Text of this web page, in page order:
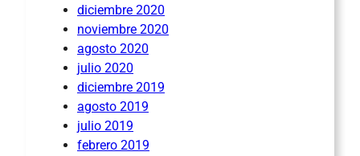
diciembre 2020
noviembre 2020
agosto 2020
julio 2020
diciembre 2019
agosto 2019
julio 2019
febrero 2019